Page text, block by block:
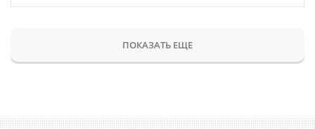
ПОКАЗАТЬ ЕЩЕ